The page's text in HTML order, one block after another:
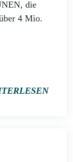
die
4 Mio.